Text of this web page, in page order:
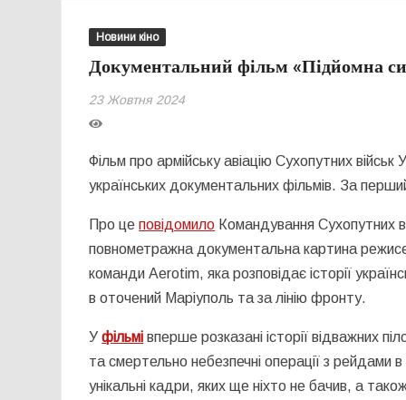
Новини кіно
Документальний фільм «Підйомна
23 Жовтня 2024
Фільм про армійську авіацію Сухопутних
українських документальних фільмів. За
Про цеповідомило Командування Сухопутних
повнометражна документальна картина
команди Aerotim, яка розповідає історії
в оточений Маріуполь та за лінію фронту.
Уфільмі вперше розказані історії відважних
та смертельно небезпечні операції з рейдами
унікальні кадри, яких ще ніхто не бачив, а